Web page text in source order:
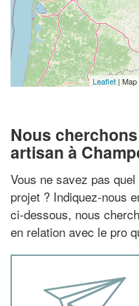
Leaflet |
Nous
artisan à
Vous ne savez pas
projet ? Indiquez-nous
ci-dessous, nous
en relation avec le pro